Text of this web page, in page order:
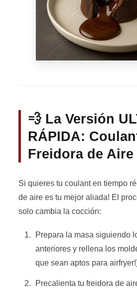
💨 La Versión
RÁPIDA:
Freidora de Aire
Si quieres tu coulant en tiempo
de aire es tu mejor aliada! El
solo cambia la cocción:
Prepara la masa siguiendo
anteriores y rellena los
que sean aptos para
Precalienta tu freidora de